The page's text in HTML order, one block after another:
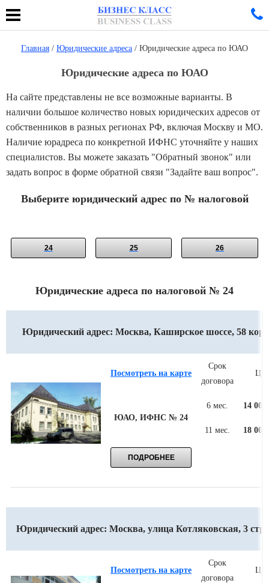
Главная / Юридические адреса / Юридические адреса по ЮАО
Юридические адреса по ЮАО
На сайте представлены не все возможные варианты. В
наличии большое количество новых юридических адресов от
собственников в разных регионах РФ, включая Москву и МО.
Наличие юрадреса по конкретной ИФНС уточняйте у наших
специалистов. Вы можете заказать "Обратный звонок" или
задать вопрос в форме обратной связи "Задайте ваш вопрос".
Выберите юридический адрес по № налоговой
Юридические адреса по налоговой № 24
Юридический адрес: Москва, Каширское шоссе, 58 кор.
Посмотреть на карте
Срок
договора
ЮАО, ИФНС № 24
6 мес. 14
11 мес. 18
Юридический адрес: Москва, улица Котляковская, 3 стр.
Посмотреть на карте
Срок
договора